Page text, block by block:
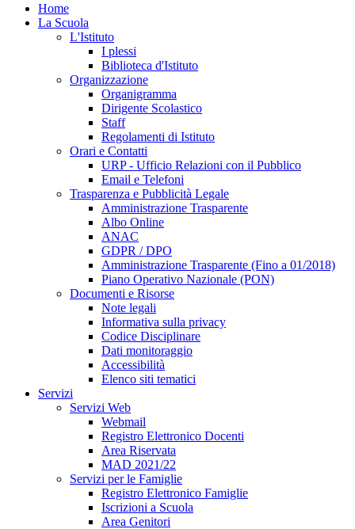
Home
La Scuola
L'Istituto
I plessi
Biblioteca d'Istituto
Organizzazione
Organigramma
Dirigente Scolastico
Staff
Regolamenti di Istituto
Orari e Contatti
URP - Ufficio Relazioni con il Pubblico
Email e Telefoni
Trasparenza e Pubblicità Legale
Amministrazione Trasparente
Albo Online
ANAC
GDPR / DPO
Amministrazione Trasparente (Fino a 01/2018)
Piano Operativo Nazionale (PON)
Documenti e Risorse
Note legali
Informativa sulla privacy
Codice Disciplinare
Dati monitoraggio
Accessibilità
Elenco siti tematici
Servizi
Servizi Web
Webmail
Registro Elettronico Docenti
Area Riservata
MAD 2021/22
Servizi per le Famiglie
Registro Elettronico Famiglie
Iscrizioni a Scuola
Area Genitori